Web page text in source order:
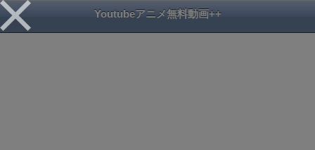
Youtubeアニメ無料動画++